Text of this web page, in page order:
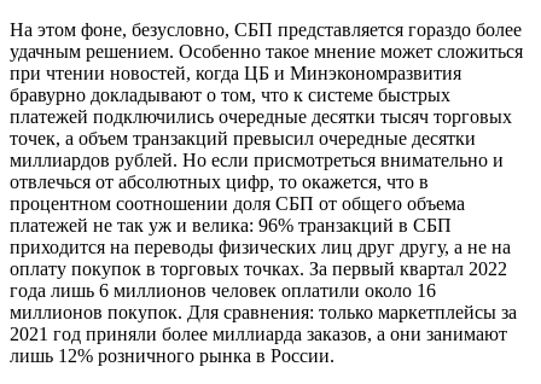
На этом фоне, безусловно, СБП представляется гораздо более
удачным решением. Особенно такое мнение может сложиться
при чтении новостей, когда ЦБ и Минэкономразвития
бравурно докладывают о том, что к системе быстрых
платежей подключились очередные десятки тысяч торговых
точек, а объем транзакций превысил очередные десятки
миллиардов рублей. Но если присмотреться внимательно и
отвлечься от абсолютных цифр, то окажется, что в
процентном соотношении доля СБП от общего объема
платежей не так уж и велика: 96% транзакций в СБП
приходится на переводы физических лиц друг другу, а не на
оплату покупок в торговых точках. За первый квартал 2022
года лишь 6 миллионов человек оплатили около 16
миллионов покупок. Для сравнения: только маркетплейсы за
2021 год приняли более миллиарда заказов, а они занимают
лишь 12% розничного рынка в России.